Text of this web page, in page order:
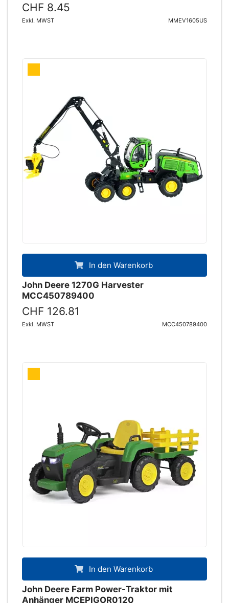
CHF 8.45
Exkl. MWST MMEV1605US
In den Warenkorb
John Deere 1270G Harvester
MCC450789400
CHF 126.81
Exkl. MWST MCC450789400
In den Warenkorb
John Deere Farm Power-Traktor mit
Anhänger MCEPIGOR0120